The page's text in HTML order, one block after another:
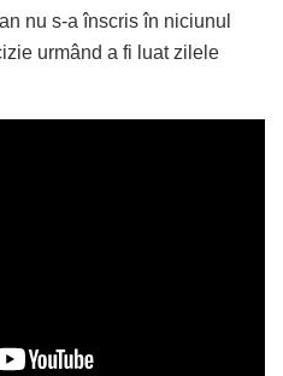
nu s-a înscris în niciunul
urmând a fi luat zilele